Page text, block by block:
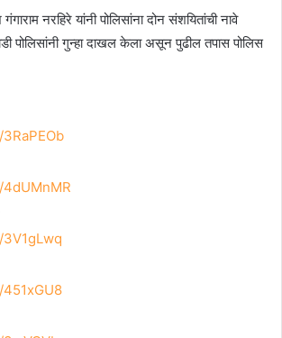
नरहिरे यांनी पोलिसांना दोन संशयितांची नावे
पोलिसांनी गुन्हा दाखल केला असून पुढील तपास पोलिस